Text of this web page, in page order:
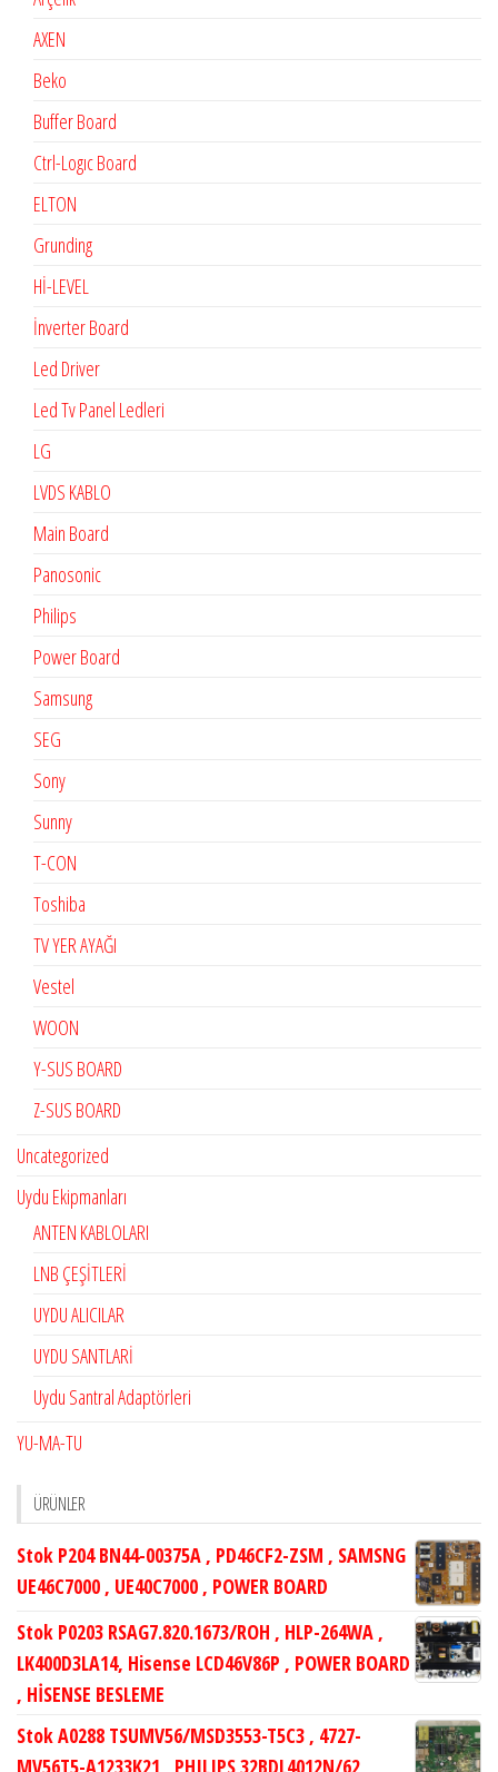
AXEN
Beko
Buffer Board
Ctrl-Logıc Board
ELTON
Grunding
Hİ-LEVEL
İnverter Board
Led Driver
Led Tv Panel Ledleri
LG
LVDS KABLO
Main Board
Panosonic
Philips
Power Board
Samsung
SEG
Sony
Sunny
T-CON
Toshiba
TV YER AYAĞI
Vestel
WOON
Y-SUS BOARD
Z-SUS BOARD
Uncategorized
Uydu Ekipmanları
ANTEN KABLOLARI
LNB ÇEŞİTLERİ
UYDU ALICILAR
UYDU SANTLARİ
Uydu Santral Adaptörleri
YU-MA-TU
ÜRÜNLER
Stok P204 BN44-00375A , PD46CF2-ZSM , SAMSNG
UE46C7000 , UE40C7000 , POWER BOARD
Stok P0203 RSAG7.820.1673/ROH , HLP-264WA ,
LK400D3LA14, Hisense LCD46V86P , POWER BOARD
, HİSENSE BESLEME
Stok A0288 TSUMV56/MSD3553-T5C3 , 4727-
MV56T5-A1233K21 , PHILIPS 32BDL4012N/62 ,